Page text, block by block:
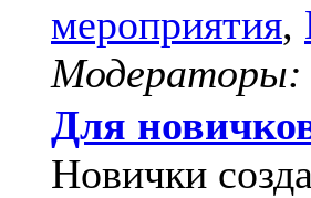
мероприятия,
Модераторы:
Для
Новички